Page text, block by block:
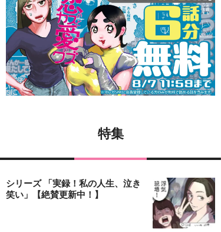
特集
シリーズ 「実録！私の人生、泣き
笑い」【絶賛更新中！】